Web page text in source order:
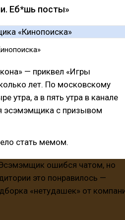
Еб*шь посты»
— приквел «Игры
лет. По московскому
утра, а в пять утра в канале
эсэмэмщика с призывом
стать мемом.